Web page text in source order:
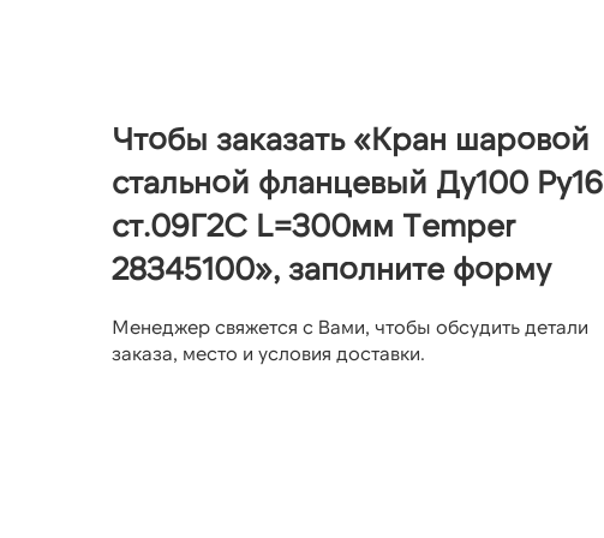
Чтобы заказать «Кран шаровой
стальной фланцевый Ду100 Ру16
ст.09Г2С L=300мм Temper
28345100», заполните форму
Менеджер свяжется с Вами, чтобы обсудить детали
заказа, место и условия доставки.